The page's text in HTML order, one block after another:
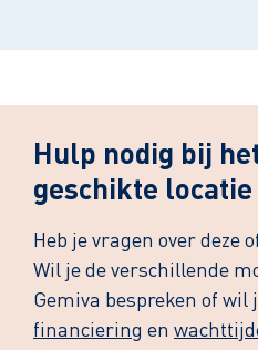
Hulp nodig bij
geschikte
Heb je vragen over deze
Wil je de verschillende
Gemiva bespreken of wil
financiering en